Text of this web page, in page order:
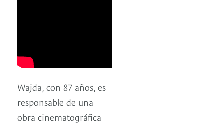
Wajda, con 87 años, es
responsable de una
obra cinematográfica